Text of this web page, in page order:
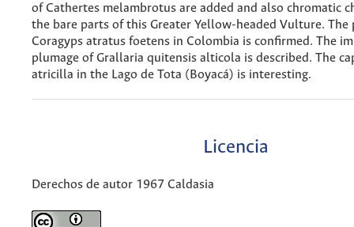
of Cathertes melambrotus are added and also chromatic
the bare parts of this Greater Yellow-headed Vulture. The
Coragyps atratus foetens in Colombia is confirmed. The
plumage of Grallaria quitensis alticola is described. The
atricilla in the Lago de Tota (Boyacá) is interesting.
Licencia
Derechos de autor 1967 Caldasia